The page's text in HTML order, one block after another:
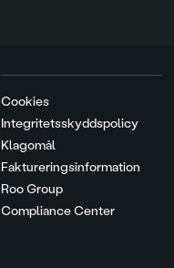
Cookies
Integritetsskyddspolicy
Klagomål
Faktureringsinformation
Roo Group
Compliance Center